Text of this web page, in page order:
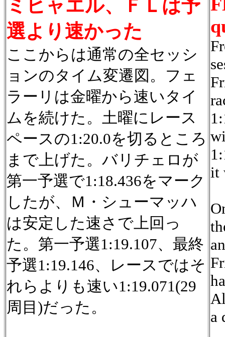
ミヒャエル、ＦＬは予
選より速かった
ここからは通常の全セッシ
ョンのタイム変遷図。フェ
ラーリは金曜から速いタイ
ムを続けた。土曜にレース
ペースの1:20.0を切るところ
まで上げた。バリチェロが
第一予選で1:18.436をマーク
したが、Ｍ・シューマッハ
は安定した速さで上回っ
た。第一予選1:19.107、最終
予選1:19.146、レースではそ
れらよりも速い1:19.071(29
周目)だった。
it
a